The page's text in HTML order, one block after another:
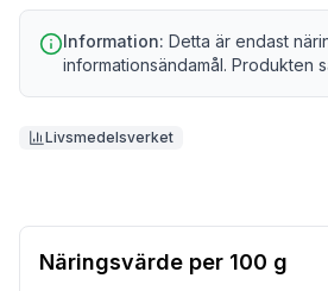
Information: Detta är endast
informationsändamål. Produkten
Livsmedelsverket
Näringsvärde per 100 g